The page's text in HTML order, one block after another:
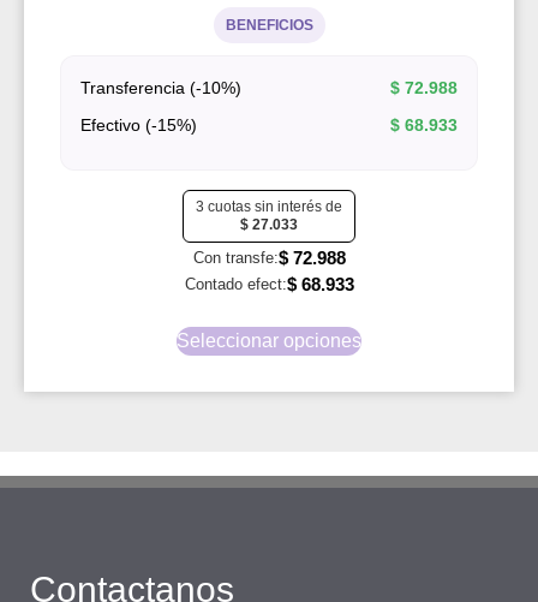
BENEFICIOS
Transferencia (-10%) $ 72.988
Efectivo (-15%)
$ 68.933
3 cuotas sin interés de
$ 27.033
Con transfe:$72.988
Contado efect:$68.933
Seleccionar opciones
Contactanos